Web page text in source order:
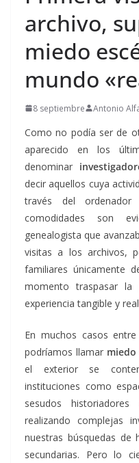
archivo,
miedo
mundo
8 septiembre Antonio
Como no podía ser de
aparecido en los
denominar
decir aquellos cuya
través del
comodidades son
genealogista que
visitas a los archivos,
familiares únicamente
momento traspasar la
experiencia tangible y
En muchos casos
podríamos llamar miedo
el exterior se
instituciones como
sesudos
realizando complejas
nuestras búsquedas de
secundarias. Pero lo